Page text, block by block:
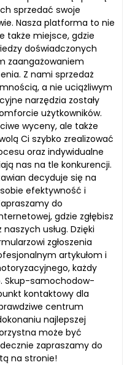
sprzedać swoje
Nasza platforma to nie
także miejsce, gdzie
doświadczonych
zaangażowaniem
Z nami sprzedaż
a nie uciążliwym
narzędzia zostały
użytkowników.
wyceny, ale także
Ci szybko zrealizować
oraz indywidualne
nas na tle konkurencji.
decyduje się na
efektywność i
do
gdzie zgłębisz
usług. Dzięki
zgłoszenia
artykułom i
każdy
Skup-samochodow-
kontaktowy dla
centrum
najlepszej
może być
zapraszamy do
na stronie!